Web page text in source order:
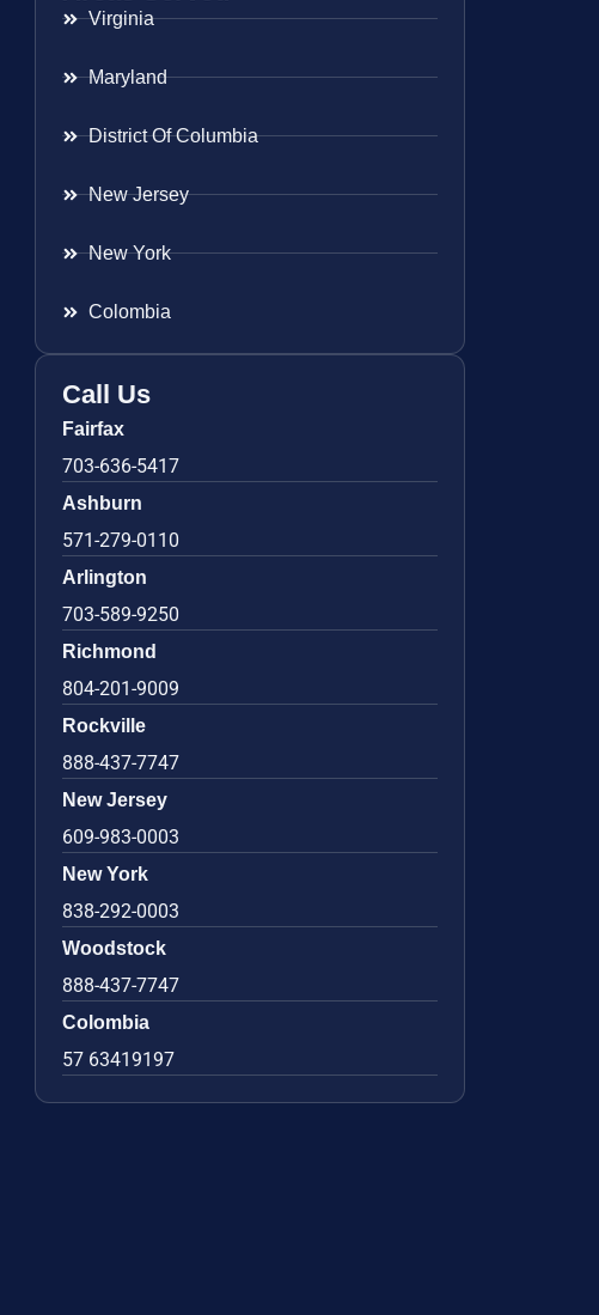
Virginia
Maryland
District Of Columbia
New Jersey
New York
Colombia
Call Us
Fairfax
703-636-5417
Ashburn
571-279-0110
Arlington
703-589-9250
Richmond
804-201-9009
Rockville
888-437-7747
New Jersey
609-983-0003
New York
838-292-0003
Woodstock
888-437-7747
Colombia
57 63419197